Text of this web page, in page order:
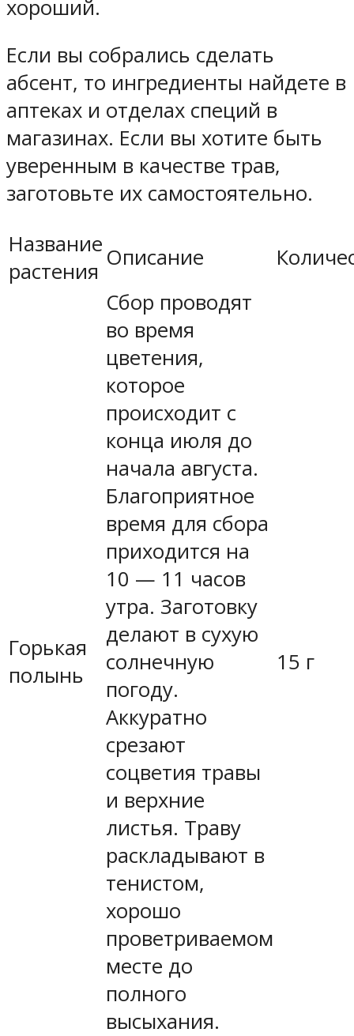
хороший.
Если вы собрались сделать
абсент, то ингредиенты найдете в
аптеках и отделах специй в
магазинах. Если вы хотите быть
уверенным в качестве трав,
заготовьте их самостоятельно.
Название
растения
Описание
Горькая
полынь
Сбор проводят
во время
цветения,
которое
происходит с
конца июля до
начала августа.
Благоприятное
время для сбора
приходится на
10 — 11 часов
утра. Заготовку
делают в сухую
солнечную
погоду.
Аккуратно
срезают
соцветия травы
и верхние
листья. Траву
раскладывают в
тенистом,
хорошо
проветриваемом
месте до
полного
высыхания.
15 г